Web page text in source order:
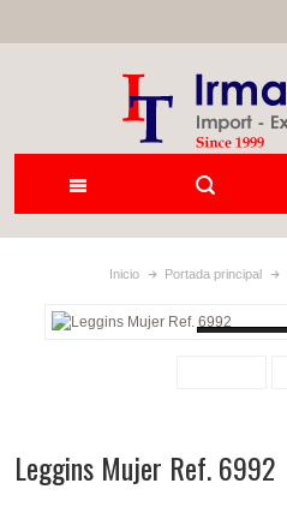
Inicio Portada principal
Leggins Mujer Ref. 6992